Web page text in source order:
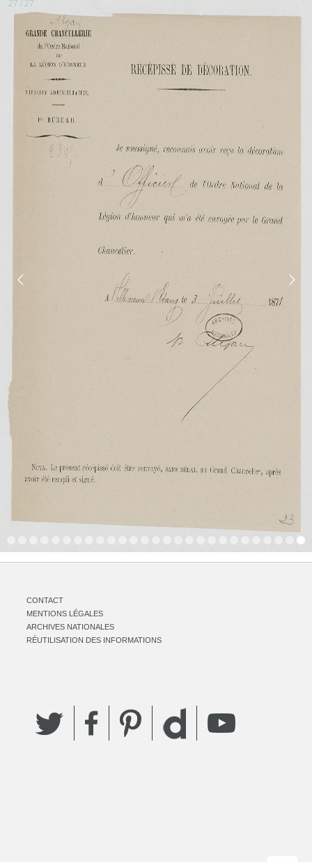
27 / 27
CONTACT
MENTIONS LÉGALES
ARCHIVES NATIONALES
RÉUTILISATION DES INFORMATIONS